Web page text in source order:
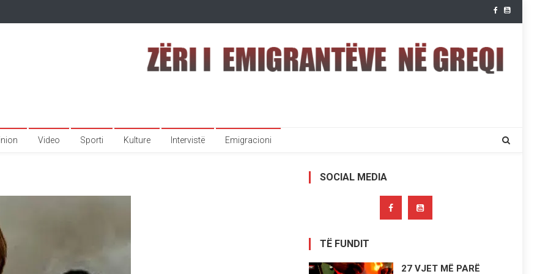
Video Sporti Kulture Intervistë Emigracioni
SOCIAL MEDIA
TË FUNDIT
27 VJET MË PARË